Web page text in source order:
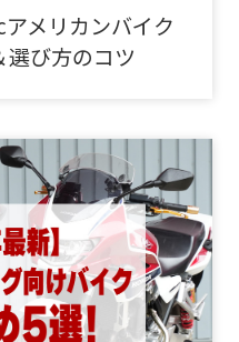
アメリカンバイク
び方のコツ